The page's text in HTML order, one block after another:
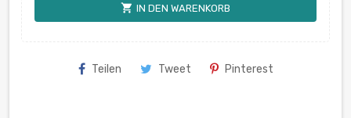
shopping_cart IN DEN WARENKORB
Teilen Tweet Pinterest